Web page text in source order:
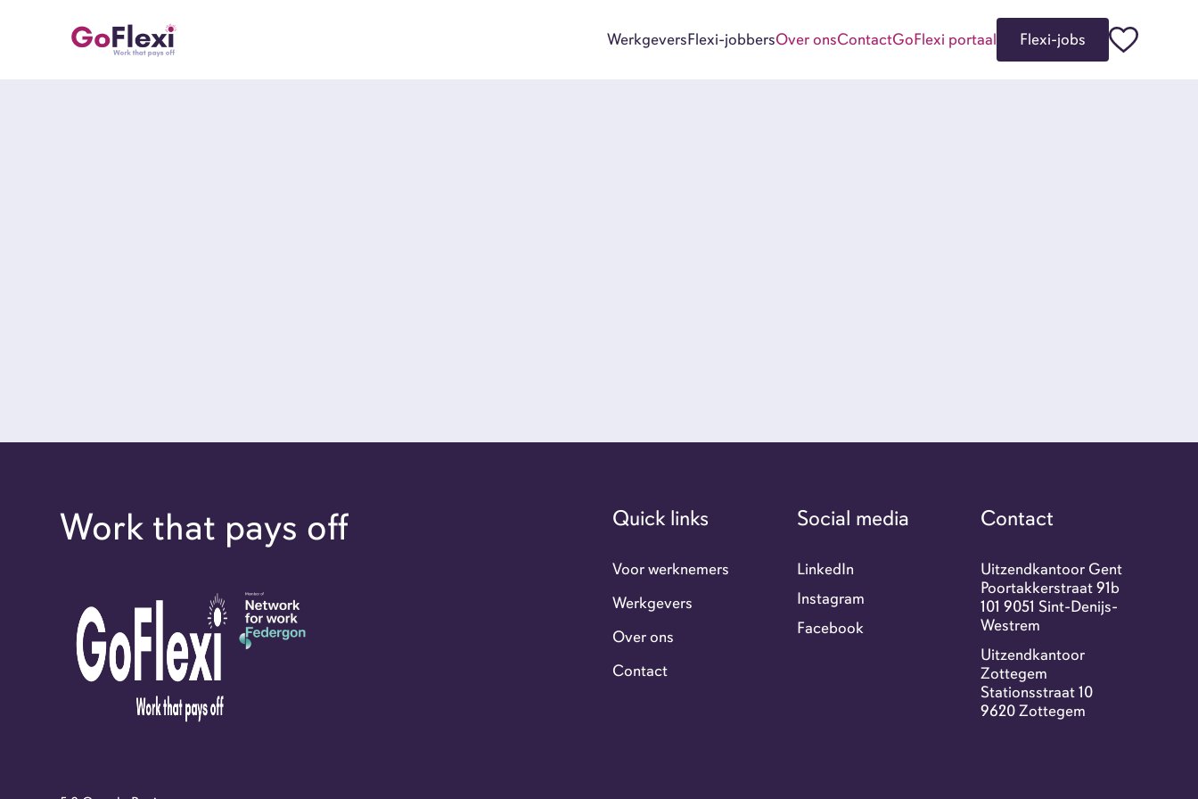
WerkgeversFlexi-jobbersOver onsContactGoFlexi portaal Flexi-jobs
GoFlexi portaal
Flexi-jobs
Work that pays off Quick links
Voor werknemers
Werkgevers
Over ons
Contact
Social media
LinkedIn
Instagram
Facebook
Contact
Uitzendkantoor Gent
Poortakkerstraat 91b
101 9051 Sint-Denijs-
Westrem
Uitzendkantoor
Zottegem
Stationsstraat 10
9620 Zottegem